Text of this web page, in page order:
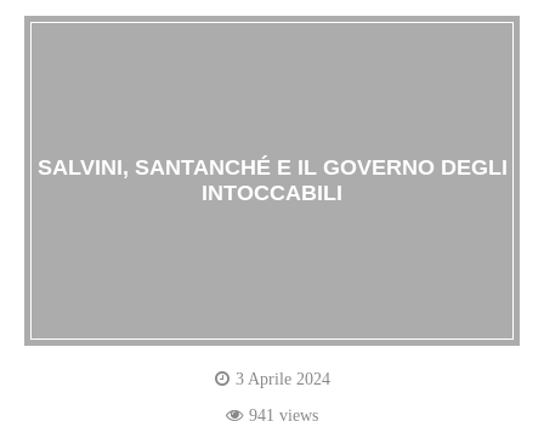
SALVINI, SANTANCHÉ E IL GOVERNO DEGLI
INTOCCABILI
3 Aprile 2024
941 views